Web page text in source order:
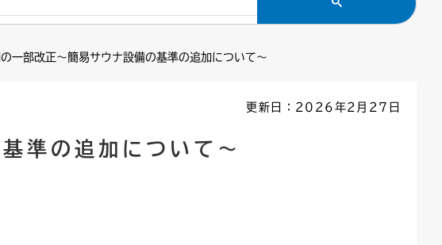
市民安全
住居表示
入学式・卒業式
通学区域
感染症
はたちの集い
公共事業の技術監理
バナー広告
オープンデータ
組織案内
一部改正〜簡易サウナ設備の基準の追加について〜
更新日：2026年2月27日
準の追加について〜